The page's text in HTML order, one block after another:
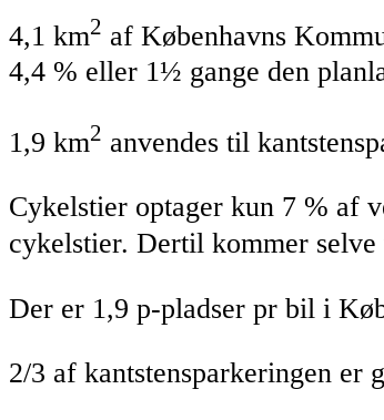
4,1 km2 af Københavns
4,4 % eller 1½ gange den
1,9 km2 anvendes til
Cykelstier optager kun 7 % af
cykelstier. Dertil kommer selve
Der er 1,9 p-pladser pr bil i
2/3 af kantstensparkeringen er